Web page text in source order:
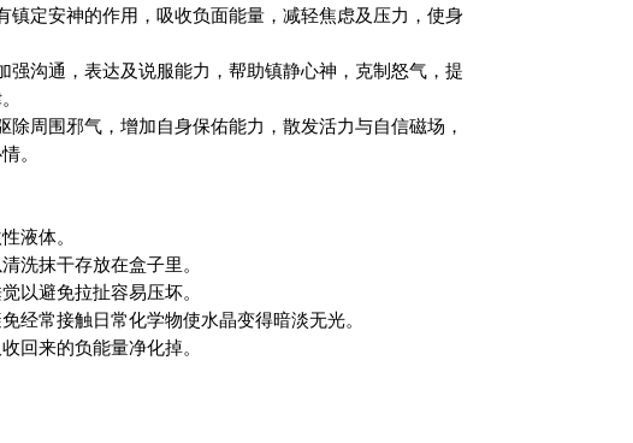
镇定安神的作用，吸收负面能量，减轻焦虑及压力，使身
强沟通，表达及说服能力，帮助镇静心神，克制怒气，提
除周围邪气，增加自身保佑能力，散发活力与自信磁场，
。
液体。
洗抹干存放在盒子里。
以避免拉扯容易压坏。
经常接触日常化学物使水晶变得暗淡无光。
回来的负能量净化掉。